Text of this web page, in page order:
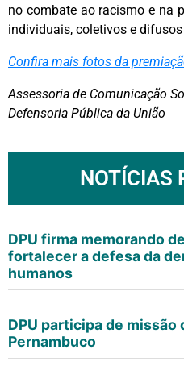
no combate ao racismo e na
individuais, coletivos e
Confira mais fotos da
Assessoria de Comunicação
Defensoria Pública da União
NOTÍCIAS
DPU firma memorando
fortalecer a defesa da
humanos
DPU participa de missão
Pernambuco